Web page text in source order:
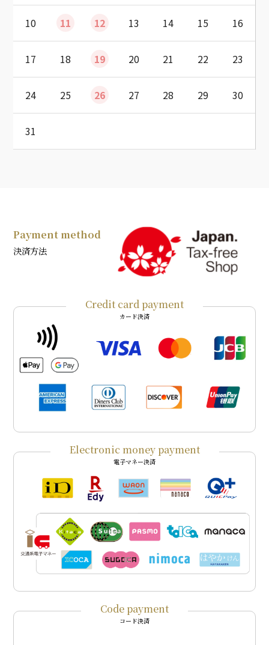
10 11 12 13 14 15 16
17 18 19 20 21 22 23
24 25 26 27 28 29 30
31
Payment method
決済方法
Credit card payment
カード決済
Electronic money payment
電子マネー決済
Code payment
コード決済